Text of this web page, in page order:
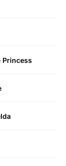
Princess